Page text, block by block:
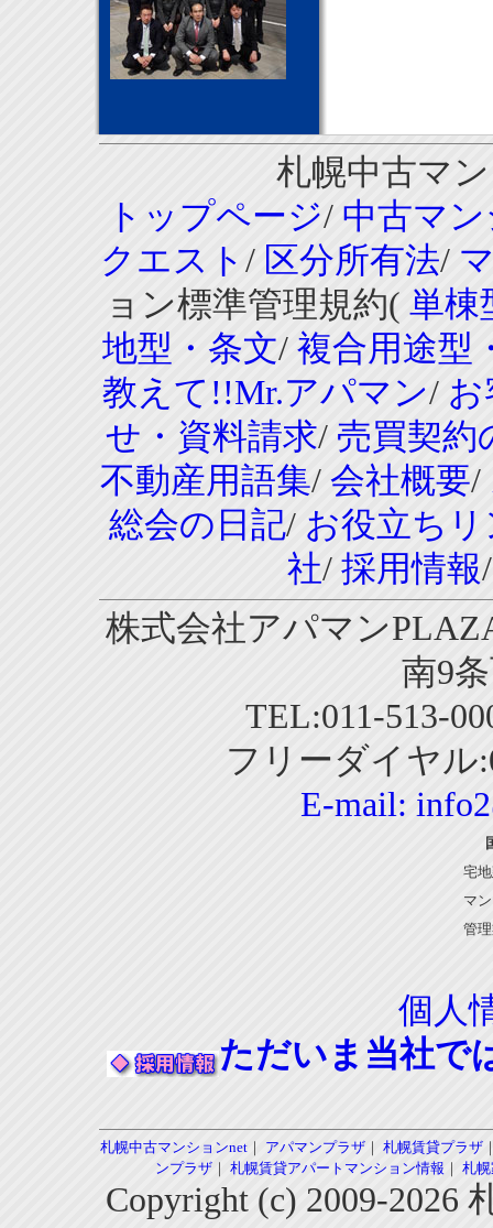
札幌中古マ
トップページ/ 中古マ
クエスト / 区分所有法/
ョン標準管理規約( 単棟
地型・条文/ 複合用途型
教えて!!Mr.アパマン/ お
せ・資料請求/ 売買契約
不動産用語集/ 会社概要/
総会の日記/ お役立ち
社/ 採用情報
株式会社アパマン
南9
TEL:011-513-
フリーダイヤル
E-mail:
宅
マ
管
個人
ただいま当社で
札幌中古マンションnet｜ アパマンプラザ｜ 札幌賃貸プラザ
ンプラザ｜ 札幌賃貸アパートマンション情報 ｜ 札
Copyright (c) 2009-2026